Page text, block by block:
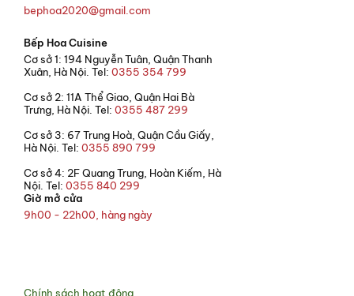
bephoa2020@gmail.com
Bếp Hoa Cuisine
Cơ sở 1: 194 Nguyễn Tuân, Quận Thanh
Xuân, Hà Nội. Tel: 0355 354 799
Cơ sở 2: 11A Thể Giao, Quận Hai Bà
Trưng, Hà Nội. Tel: 0355 487 299
Cơ sở 3: 67 Trung Hoà, Quận Cầu Giấy,
Hà Nội. Tel: 0355 890 799
Cơ sở 4: 2F Quang Trung, Hoàn Kiếm, Hà
Nội. Tel: 0355 840 299
Giờ mở cửa
9h00 - 22h00, hàng ngày
Chính sách hoạt động